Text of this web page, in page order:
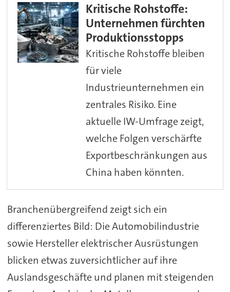
Kritische Rohstoffe:
Unternehmen fürchten
Produktionsstopps
Kritische Rohstoffe bleiben
für viele
Industrieunternehmen ein
zentrales Risiko. Eine
aktuelle IW-Umfrage zeigt,
welche Folgen verschärfte
Exportbeschränkungen aus
China haben könnten.
Branchenübergreifend zeigt sich ein
differenziertes Bild: Die Automobilindustrie
sowie Hersteller elektrischer Ausrüstungen
blicken etwas zuversichtlicher auf ihre
Auslandsgeschäfte und planen mit steigenden